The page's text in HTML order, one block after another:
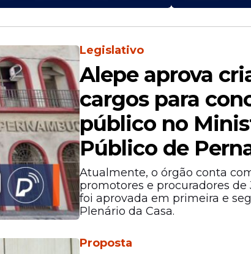
Legislativo
Alepe aprova
cargos para
público no
Público de
Atualmente, o órgão conta
promotores e procuradores de
foi aprovada em primeira e
Plenário da Casa.
Proposta